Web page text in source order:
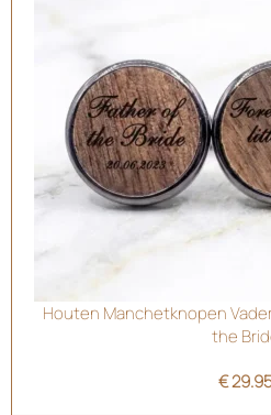
Houten Manchetknopen
the
€